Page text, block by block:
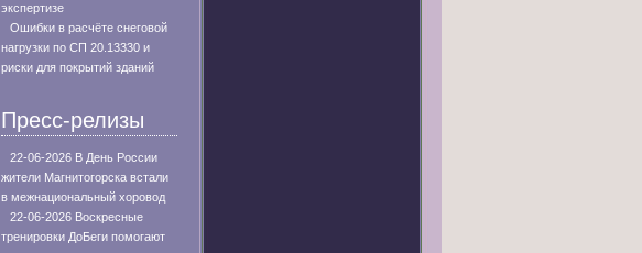
экспертизе
Ошибки в расчёте снеговой
нагрузки по СП 20.13330 и
риски для покрытий зданий
Пресс-релизы
22-06-2026 В День России
жители Магнитогорска встали
в межнациональный хоровод
22-06-2026 Воскресные
тренировки ДоБеги помогают